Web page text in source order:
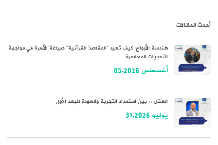
أحدث المقالات
هندسة الأرواح: كيف تُعيد “المقاصدُ القرآنية” صياغةَ الأسرة في مواجهة
التحديات المعاصرة
أغسطس 05,2026
العقل .. بين استمداد التجربة والعودة للبعد الأول
يوليو 31,2026